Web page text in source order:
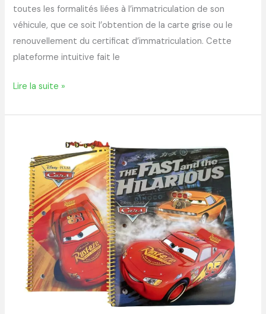
toutes les formalités liées à l’immatriculation de son
véhicule, que ce soit l’obtention de la carte grise ou le
renouvellement du certificat d’immatriculation. Cette
plateforme intuitive fait le
Lire la suite »
cahier
auto
utilité,
choix
conseils